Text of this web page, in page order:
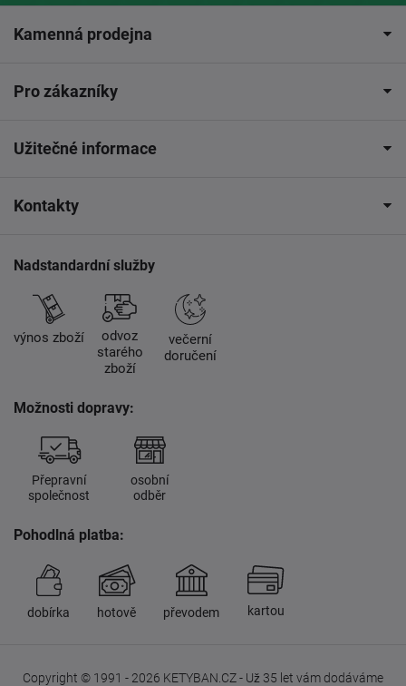
Kamenná prodejna
Pro zákazníky
Užitečné informace
Kontakty
Nadstandardní služby
výnos zboží
odvoz
starého
zboží
večerní
doručení
Možnosti dopravy:
Přepravní
společnost
osobní
odběr
Pohodlná platba:
dobírka hotově převodem kartou
Copyright © 1991 - 2026 KETYBAN.CZ - Už 35 let vám dodáváme